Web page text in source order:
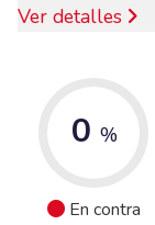
Ver detalles
0 %
En contra